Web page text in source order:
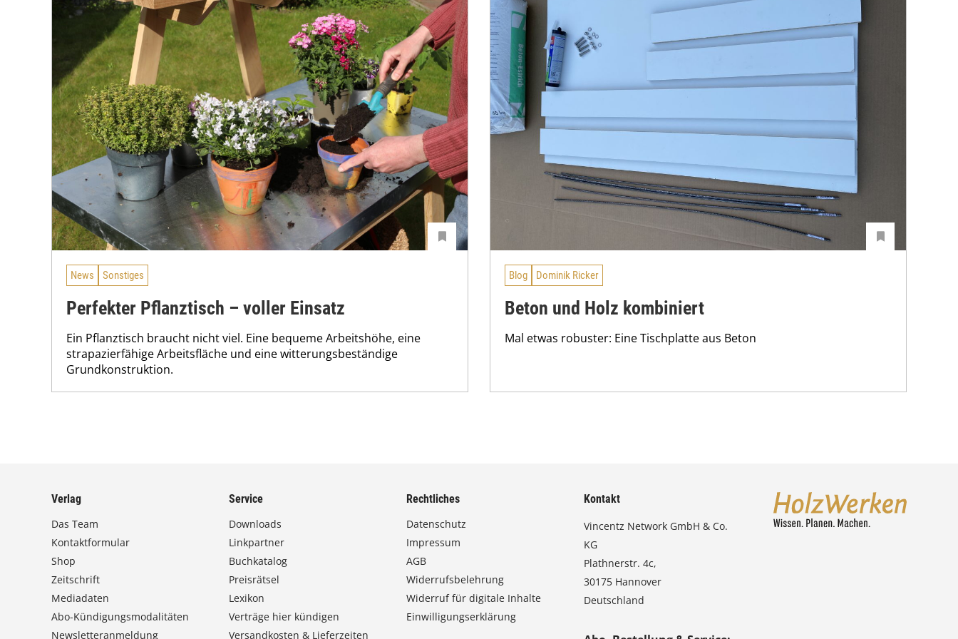
News Sonstiges
Perfekter Pflanztisch – voller Einsatz
Ein Pflanztisch braucht nicht viel. Eine bequeme Arbeitshöhe, eine
strapazierfähige Arbeitsfläche und eine witterungsbeständige
Grundkonstruktion.
Blog Dominik Ricker
Beton und Holz kombiniert
Mal etwas robuster: Eine Tischplatte aus Beton
Verlag
Das Team
Kontaktformular
Shop
Zeitschrift
Mediadaten
Abo-Kündigungsmodalitäten
Newsletteranmeldung
Service
Downloads
Linkpartner
Buchkatalog
Preisrätsel
Lexikon
Verträge hier kündigen
Versandkosten & Lieferzeiten
Rechtliches
Datenschutz
Impressum
AGB
Widerrufsbelehrung
Widerruf für digitale Inhalte
Einwilligungserklärung
Kontakt
Vincentz Network GmbH & Co.
KG
Plathnerstr. 4c,
30175 Hannover
Deutschland